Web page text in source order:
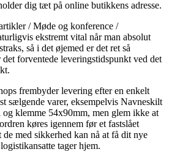
dig tæt på online butikkens adresse.
/ Møde og konference /
ekstremt vital når man absolut
så i det øjemed er det ret så
forventede leveringstidspunkt ved det
frembyder levering efter en enkelt
sælgende varer, eksempelvis Navneskilt
klemme 54x90mm, men glem ikke at
køres igennem før et fastslået
med sikkerhed kan nå at få dit nye
tager hjem.